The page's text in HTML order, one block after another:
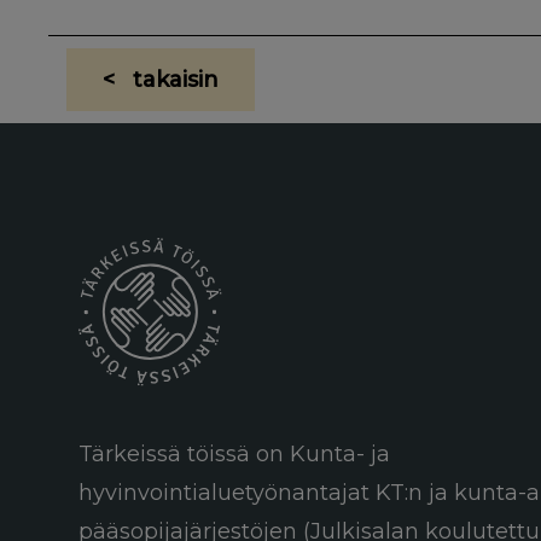
< takaisin
Tärkeissä töissä on Kunta- ja
hyvinvointialuetyönantajat KT:n ja kunta-
pääsopijajärjestöjen (Julkisalan